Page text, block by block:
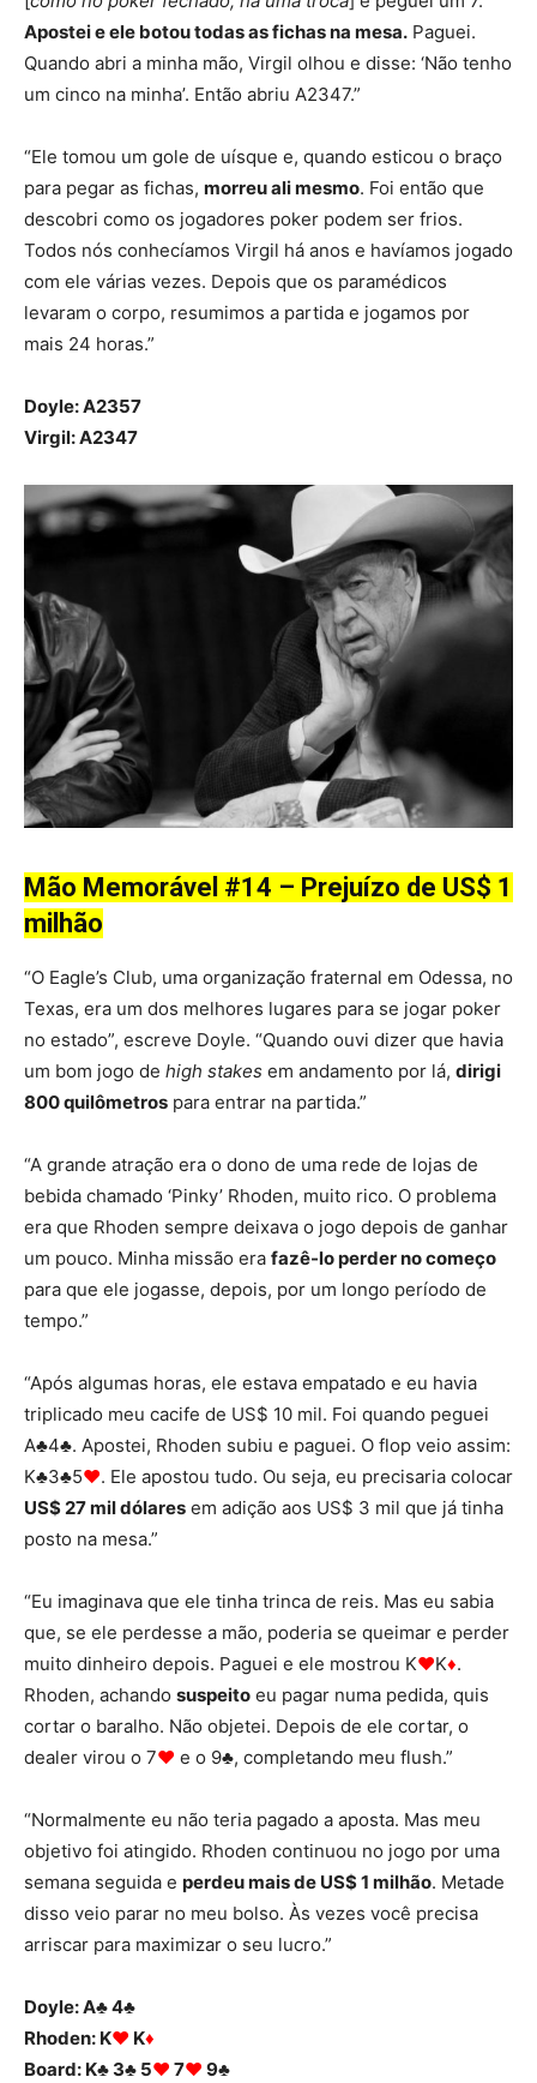
Apostei e ele botou todas as fichas na mesa. Paguei.
Quando abri a minha mão, Virgil olhou e disse: ‘Não tenho
um cinco na minha’. Então abriu A2347.”
“Ele tomou um gole de uísque e, quando esticou o braço
para pegar as fichas, morreu ali mesmo. Foi então que
descobri como os jogadores poker podem ser frios.
Todos nós conhecíamos Virgil há anos e havíamos jogado
com ele várias vezes. Depois que os paramédicos
levaram o corpo, resumimos a partida e jogamos por
mais 24 horas.”
Doyle: A2357
Virgil: A2347
Mão Memorável #14 – Prejuízo de US$ 1
milhão
“O Eagle’s Club, uma organização fraternal em Odessa, no
Texas, era um dos melhores lugares para se jogar poker
no estado”, escreve Doyle. “Quando ouvi dizer que havia
um bom jogo de high stakes em andamento por lá, dirigi
800 quilômetros para entrar na partida.”
“A grande atração era o dono de uma rede de lojas de
bebida chamado ‘Pinky’ Rhoden, muito rico. O problema
era que Rhoden sempre deixava o jogo depois de ganhar
um pouco. Minha missão era fazê-lo perder no começo
para que ele jogasse, depois, por um longo período de
tempo.”
“Após algumas horas, ele estava empatado e eu havia
triplicado meu cacife de US$ 10 mil. Foi quando peguei
A♣4♣. Apostei, Rhoden subiu e paguei. O flop veio assim:
K♣3♣5♥. Ele apostou tudo. Ou seja, eu precisaria colocar
US$ 27 mil dólares em adição aos US$ 3 mil que já tinha
posto na mesa.”
“Eu imaginava que ele tinha trinca de reis. Mas eu sabia
que, se ele perdesse a mão, poderia se queimar e perder
muito dinheiro depois. Paguei e ele mostrou K♥K♦.
Rhoden, achando suspeito eu pagar numa pedida, quis
cortar o baralho. Não objetei. Depois de ele cortar, o
dealer virou o 7♥ e o 9♣, completando meu flush.”
“Normalmente eu não teria pagado a aposta. Mas meu
objetivo foi atingido. Rhoden continuou no jogo por uma
semana seguida e perdeu mais de US$ 1 milhão. Metade
disso veio parar no meu bolso. Às vezes você precisa
arriscar para maximizar o seu lucro.”
Doyle: A♣ 4♣
Rhoden: K♥ K♦
Board: K♣ 3♣ 5♥ 7♥ 9♣